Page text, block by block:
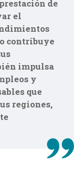
de
el
contribuye
impulsa
y
que
regiones,